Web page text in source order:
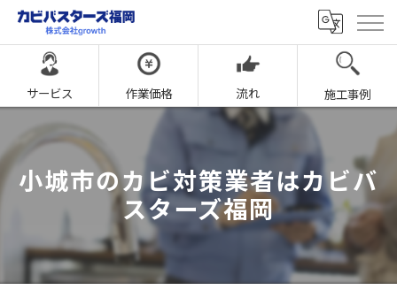
サービス 作業価格 流れ 施工事例
小城市のカビ対策業者はカビバ
スターズ福岡